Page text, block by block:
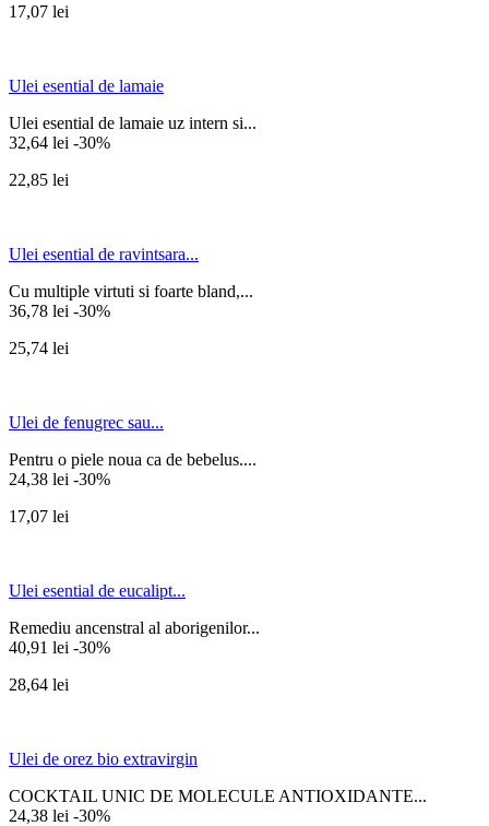
17,07 lei
Ulei esential de lamaie
Ulei esential de lamaie uz intern si...
32,64 lei -30%
22,85 lei
Ulei esential de ravintsara...
Cu multiple virtuti si foarte bland,...
36,78 lei -30%
25,74 lei
Ulei de fenugrec sau...
Pentru o piele noua ca de bebelus....
24,38 lei -30%
17,07 lei
Ulei esential de eucalipt...
Remediu ancenstral al aborigenilor...
40,91 lei -30%
28,64 lei
Ulei de orez bio extravirgin
COCKTAIL UNIC DE MOLECULE ANTIOXIDANTE...
24,38 lei -30%